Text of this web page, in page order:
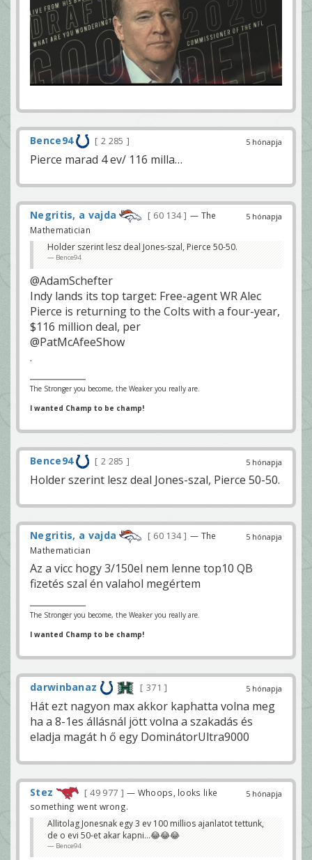
5 hónapja
Bence94 2 285
Pierce marad 4 ev/ 116 milla…
5 hónapja
Negritis, a vajda 60 134
— The
Mathematician
Holder szerint lesz deal Jones-szal, Pierce 50-50.
Bence94
@AdamSchefter
Indy lands its top target: Free-agent WR Alec
Pierce is returning to the Colts with a four-year,
$116 million deal, per
@PatMcAfeeShow
.
The Stronger you become, the Weaker you really are.
I wanted Champ to be champ!
5 hónapja
Bence94 2 285
Holder szerint lesz deal Jones-szal, Pierce 50-50.
5 hónapja
Negritis, a vajda 60 134
— The
Mathematician
Az a vicc hogy 3/150el nem lenne top10 QB
fizetés szal én valahol megértem
The Stronger you become, the Weaker you really are.
I wanted Champ to be champ!
5 hónapja
darwinbanaz 371
Hát ezt nagyon max akkor kaphatta volna meg
ha a 8-1es állásnál jött volna a szakadás és
eladja magát h ő egy DominátorUltra9000
5 hónapja
Stez 49 977
— Whoops, looks like
something went wrong.
Allitolag Jonesnak egy 3 ev 100 millios ajanlatot tettunk,
de o evi 50-et akar kapni…😂😂😂
Bence94